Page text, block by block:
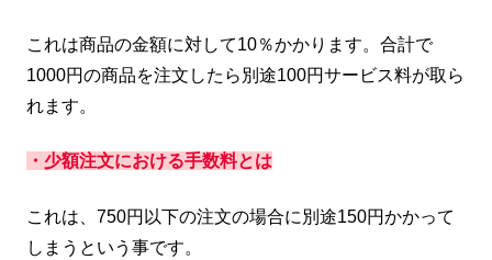
これは商品の金額に対して10％かかります。合計で
1000円の商品を注文したら別途100円サービス料が取ら
れます。
・ 少額注文における手数料とは
これは、750円以下の注文の場合に別途150円かかって
しまうという事です。